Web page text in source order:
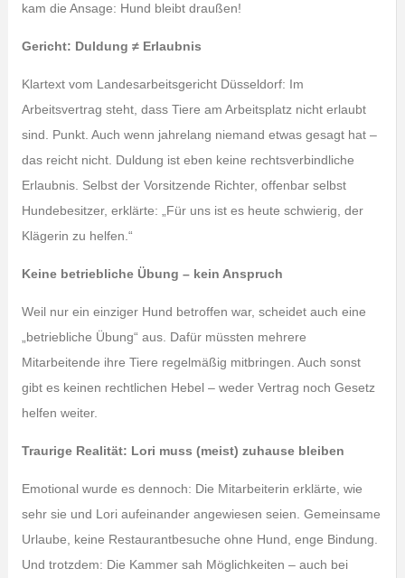
kam die Ansage: Hund bleibt draußen!
Gericht: Duldung ≠ Erlaubnis
Klartext vom Landesarbeitsgericht Düsseldorf: Im
Arbeitsvertrag steht, dass Tiere am Arbeitsplatz nicht erlaubt
sind. Punkt. Auch wenn jahrelang niemand etwas gesagt hat –
das reicht nicht. Duldung ist eben keine rechtsverbindliche
Erlaubnis. Selbst der Vorsitzende Richter, offenbar selbst
Hundebesitzer, erklärte: „Für uns ist es heute schwierig, der
Klägerin zu helfen.“
Keine betriebliche Übung – kein Anspruch
Weil nur ein einziger Hund betroffen war, scheidet auch eine
„betriebliche Übung“ aus. Dafür müssten mehrere
Mitarbeitende ihre Tiere regelmäßig mitbringen. Auch sonst
gibt es keinen rechtlichen Hebel – weder Vertrag noch Gesetz
helfen weiter.
Traurige Realität: Lori muss (meist) zuhause bleiben
Emotional wurde es dennoch: Die Mitarbeiterin erklärte, wie
sehr sie und Lori aufeinander angewiesen seien. Gemeinsame
Urlaube, keine Restaurantbesuche ohne Hund, enge Bindung.
Und trotzdem: Die Kammer sah Möglichkeiten – auch bei